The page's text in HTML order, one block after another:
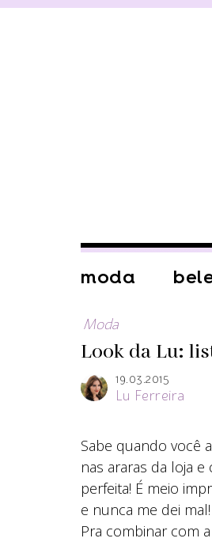
moda
Moda
Look da Lu:
19.03.2015
Lu Ferreira
Sabe quando você
nas araras da loja
perfeita! É meio
e nunca me dei mal!
Pra combinar com